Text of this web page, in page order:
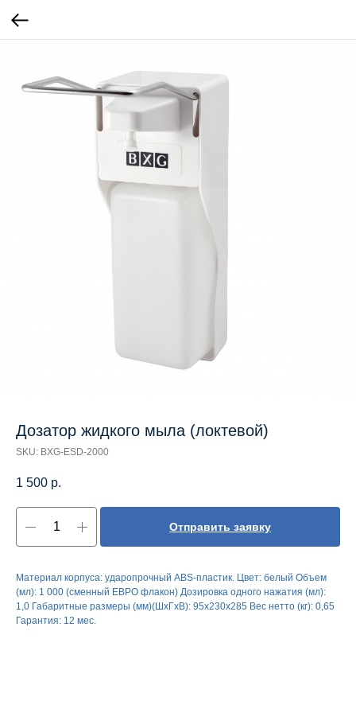
Дозатор жидкого мыла (локтевой)
SKU: BXG-ESD-2000
1 500 р.
Отправить заявку
Материал корпуса: ударопрочный ABS-пластик. Цвет: белый Объем
(мл): 1 000 (сменный ЕВРО флакон) Дозировка одного нажатия (мл):
1,0 Габаритные размеры (мм)(ШхГхВ): 95х230х285 Вес нетто (кг): 0,65
Гарантия: 12 мес.